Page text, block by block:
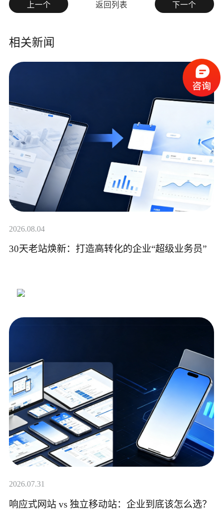
上一个 返回列表 下一个
相关新闻
2026.08.04
30天老站焕新：打造高转化的企业“超级业务员”
2026.07.31
响应式网站 vs 独立移动站：企业到底该怎么选？